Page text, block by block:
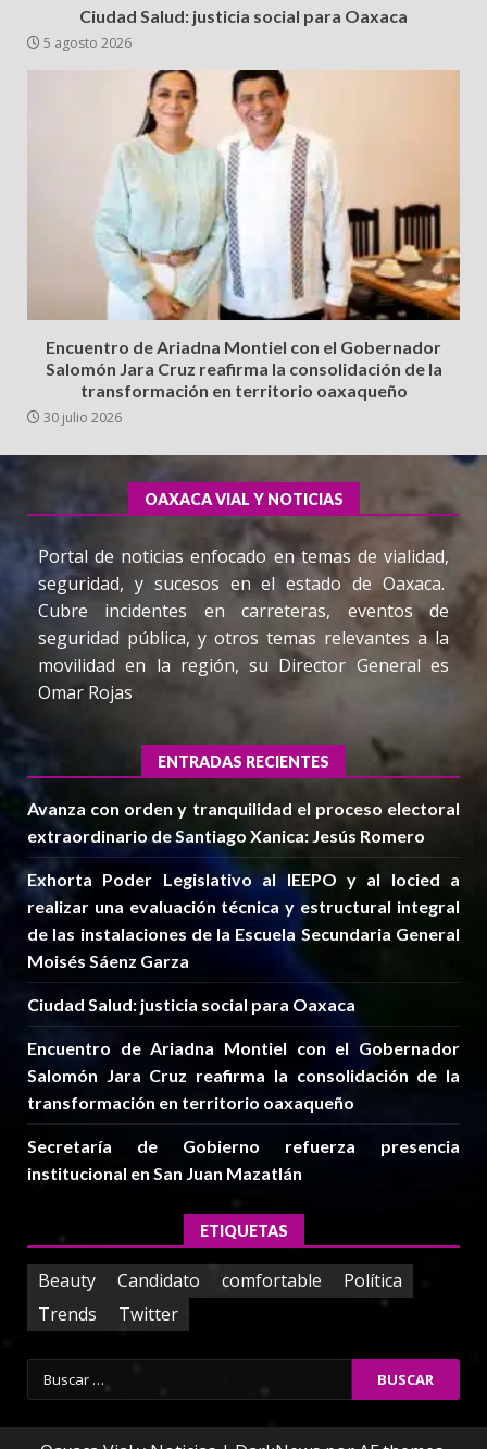
Ciudad Salud: justicia social para Oaxaca
5 agosto 2026
Encuentro de Ariadna Montiel con el Gobernador
Salomón Jara Cruz reafirma la consolidación de la
transformación en territorio oaxaqueño
30 julio 2026
OAXACA VIAL Y NOTICIAS
Portal de noticias enfocado en temas de vialidad,
seguridad, y sucesos en el estado de Oaxaca.
Cubre incidentes en carreteras, eventos de
seguridad pública, y otros temas relevantes a la
movilidad en la región, su Director General es
Omar Rojas
ENTRADAS RECIENTES
Avanza con orden y tranquilidad el proceso electoral
extraordinario de Santiago Xanica: Jesús Romero
Exhorta Poder Legislativo al IEEPO y al Iocied a
realizar una evaluación técnica y estructural integral
de las instalaciones de la Escuela Secundaria General
Moisés Sáenz Garza
Ciudad Salud: justicia social para Oaxaca
Encuentro de Ariadna Montiel con el Gobernador
Salomón Jara Cruz reafirma la consolidación de la
transformación en territorio oaxaqueño
Secretaría de Gobierno refuerza presencia
institucional en San Juan Mazatlán
ETIQUETAS
Beauty Candidato comfortable
Política
Trends
Twitter
Buscar: